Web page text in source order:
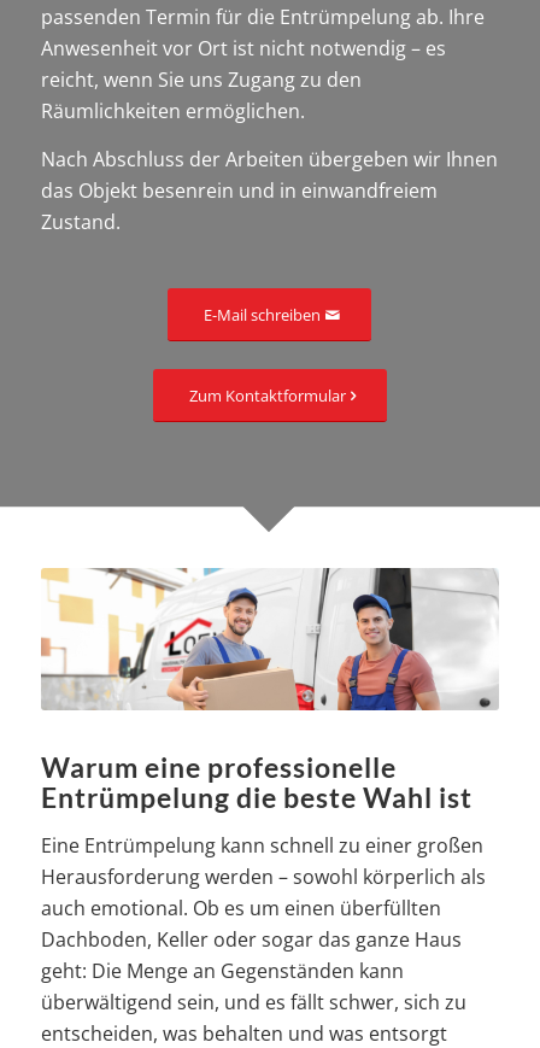
passenden Termin für die Entrümpelung ab. Ihre
Anwesenheit vor Ort ist nicht notwendig – es
reicht, wenn Sie uns Zugang zu den
Räumlichkeiten ermöglichen.
Nach Abschluss der Arbeiten übergeben wir Ihnen
das Objekt besenrein und in einwandfreiem
Zustand.
E-Mail schreiben
Zum Kontaktformular
Warum eine professionelle
Entrümpelung die beste Wahl ist
Eine Entrümpelung kann schnell zu einer großen
Herausforderung werden – sowohl körperlich als
auch emotional. Ob es um einen überfüllten
Dachboden, Keller oder sogar das ganze Haus
geht: Die Menge an Gegenständen kann
überwältigend sein, und es fällt schwer, sich zu
entscheiden, was behalten und was entsorgt